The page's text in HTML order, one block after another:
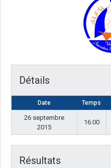
Détails
Date Temps
26 septembre
2015
16:00
Résultats